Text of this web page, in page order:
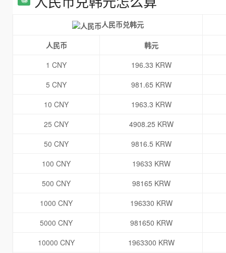
人民币兑韩元
人民币
韩元
1 CNY
196.33 KRW
5 CNY
981.65 KRW
10 CNY
1963.3 KRW
25 CNY
4908.25 KRW
50 CNY
9816.5 KRW
100 CNY
19633 KRW
500 CNY
98165 KRW
1000 CNY
196330 KRW
5000 CNY
981650 KRW
10000 CNY
1963300 KRW